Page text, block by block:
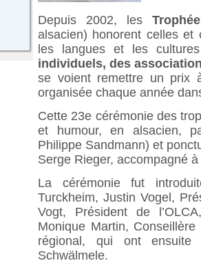
Depuis 2002, les
alsacien) honorent celles et
les langues et les
individuels, des
se voient remettre un prix
organisée chaque année
Cette 23e cérémonie des
et humour, en alsacien,
Philippe Sandmann) et
Serge Rieger, accompagné
La cérémonie fut
Turckheim, Justin Vogel,
Vogt, Président de
Monique Martin,
régional, qui ont
Schwälmele.